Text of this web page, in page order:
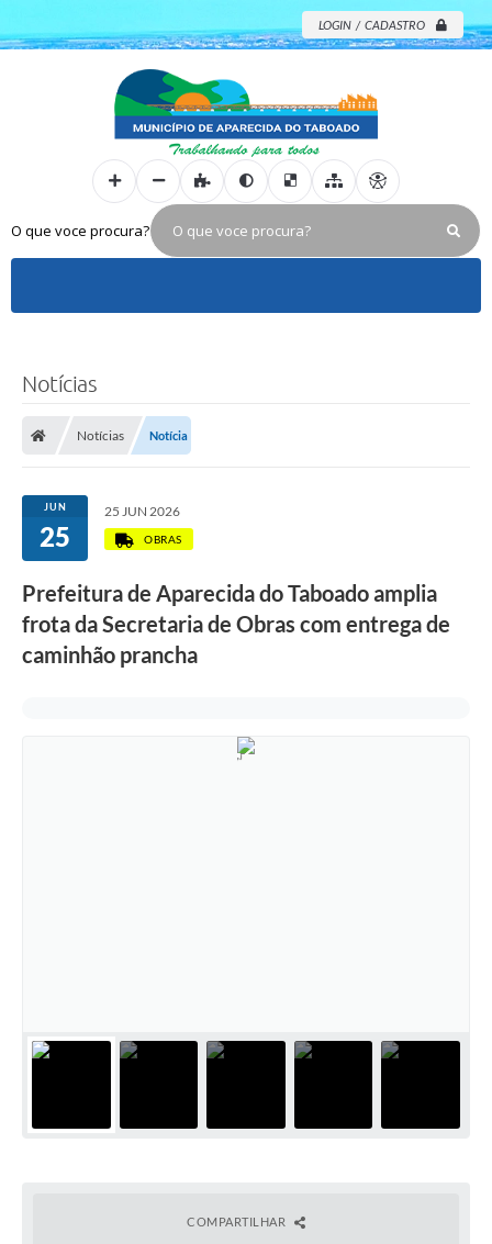
LOGIN / CADASTRO
O que voce procura?
Notícias
Notícias Notícia
JUN
25
25 JUN 2026
OBRAS
Prefeitura de Aparecida do Taboado amplia
frota da Secretaria de Obras com entrega de
caminhão prancha
COMPARTILHAR